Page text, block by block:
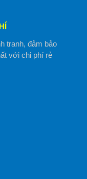
tranh, đảm bảo
với chi phí rẻ